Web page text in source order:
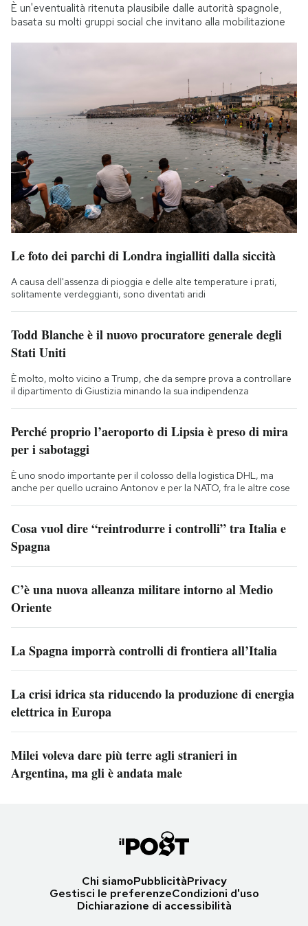
È un'eventualità ritenuta plausibile dalle autorità spagnole,
basata su molti gruppi social che invitano alla mobilitazione
Le foto dei parchi di Londra ingialliti dalla siccità
A causa dell'assenza di pioggia e delle alte temperature i prati,
solitamente verdeggianti, sono diventati aridi
Todd Blanche è il nuovo procuratore generale degli
Stati Uniti
È molto, molto vicino a Trump, che da sempre prova a controllare
il dipartimento di Giustizia minando la sua indipendenza
Perché proprio l’aeroporto di Lipsia è preso di mira
per i sabotaggi
È uno snodo importante per il colosso della logistica DHL, ma
anche per quello ucraino Antonov e per la NATO, fra le altre cose
Cosa vuol dire “reintrodurre i controlli” tra Italia e
Spagna
C’è una nuova alleanza militare intorno al Medio
Oriente
La Spagna imporrà controlli di frontiera all’Italia
La crisi idrica sta riducendo la produzione di energia
elettrica in Europa
Milei voleva dare più terre agli stranieri in
Argentina, ma gli è andata male
Chi siamoPubblicitàPrivacy
Gestisci le preferenzeCondizioni d'uso
Dichiarazione di accessibilità